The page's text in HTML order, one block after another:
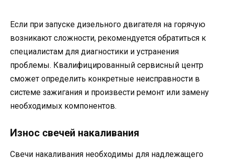
Если при запуске дизельного двигателя на горячую
возникают сложности, рекомендуется обратиться к
специалистам для диагностики и устранения
проблемы. Квалифицированный сервисный центр
сможет определить конкретные неисправности в
системе зажигания и произвести ремонт или замену
необходимых компонентов.
Износ свечей накаливания
Свечи накаливания необходимы для надлежащего